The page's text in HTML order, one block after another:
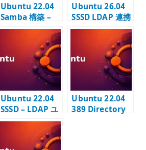
Ubuntu 22.04
Samba 構築 –
LDAP 認証と
Ubuntu 26.04
SSSD LDAP 連携
– LDAP ユーザー
認証と TLS を設
Ubuntu 22.04
SSSD – LDAP ユ
ーザーで Linux
Ubuntu 22.04
389 Directory